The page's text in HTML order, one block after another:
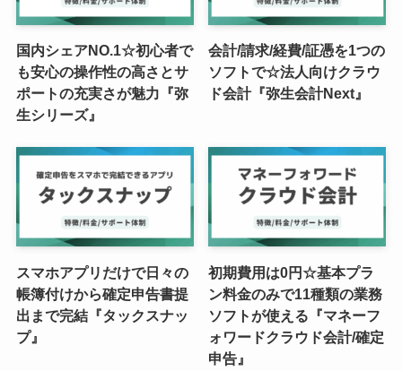
国内シェアNO.1☆初心者で
も安心の操作性の高さとサ
ポートの充実さが魅力『弥
生シリーズ』
会計/請求/経費/証憑を1つの
ソフトで☆法人向けクラウ
ド会計『弥生会計Next』
スマホアプリだけで日々の
帳簿付けから確定申告書提
出まで完結『タックスナッ
プ』
初期費用は0円☆基本プラ
ン料金のみで11種類の業務
ソフトが使える『マネーフ
ォワードクラウド会計/確定
申告』